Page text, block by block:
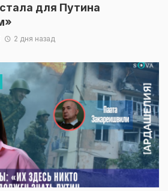
для Путина
2 дня назад